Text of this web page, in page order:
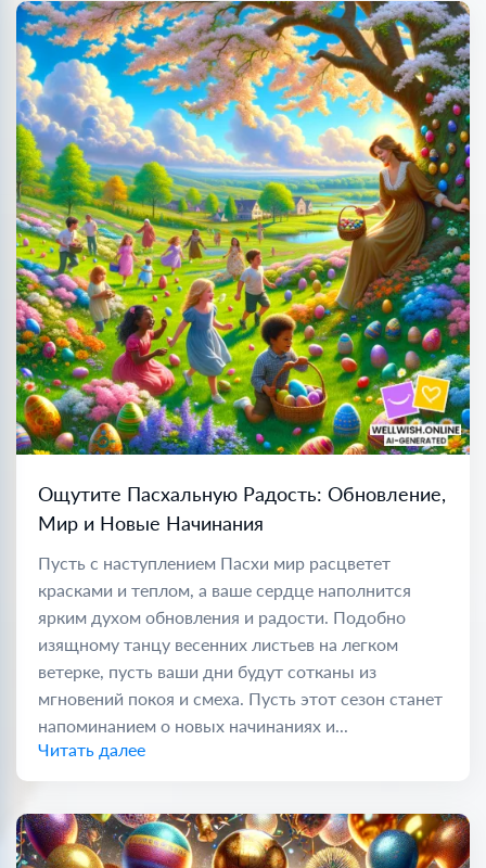
Ощутите Пасхальную Радость: Обновление,
Мир и Новые Начинания
Пусть с наступлением Пасхи мир расцветет
красками и теплом, а ваше сердце наполнится
ярким духом обновления и радости. Подобно
изящному танцу весенних листьев на легком
ветерке, пусть ваши дни будут сотканы из
мгновений покоя и смеха. Пусть этот сезон станет
напоминанием о новых начинаниях и...
Читать далее